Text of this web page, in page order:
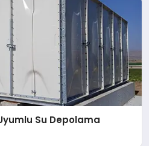
Su Depolama